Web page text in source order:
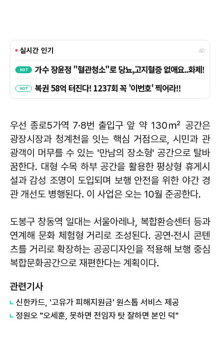
우선 종로5가역 7·8번 출입구 앞 약 130㎡ 공간은
광장시장과 청계천을 잇는 핵심 거점으로, 시민과 관
광객이 머무를 수 있는 '만남의 장소형' 공간으로 탈바
꿈한다. 대형 수목 하부 공간을 활용한 평상형 휴게시
설과 감성 조명이 도입되며 보행 안전을 위한 야간 경
관 개선도 병행된다. 이 사업은 오는 10월 준공한다.
도봉구 창동역 일대는 서울아레나, 복합환승센터 등과
연계해 문화 체험형 거리로 조성된다. 공연·전시 콘텐
츠를 거리로 확장하는 공공디자인을 적용해 보행 중심
복합문화공간으로 재편한다는 계획이다.
관련기사
신한카드, '고유가 피해지원금' 원스톱 서비스 제공
정원오 "오세훈, 못하면 전임자 탓 잘하면 본인 덕"